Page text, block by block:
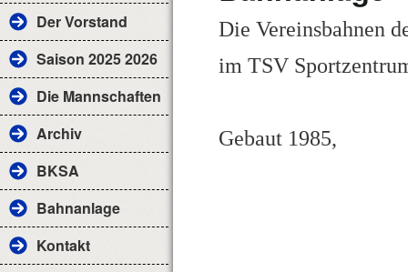
Der Vorstand
Saison 2025 2026
Die Mannschaften
Archiv
BKSA
Bahnanlage
Kontakt
Die Vereinsbahnen
im TSV
Gebaut 1985,